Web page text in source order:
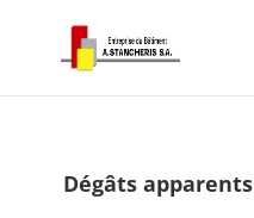
Dégâts